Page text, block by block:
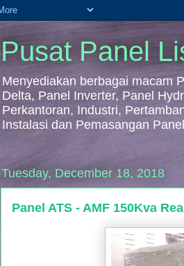
Pusat Panel
Menyediakan berbagai macam
Delta, Panel Inverter, Panel
Perkantoran, Industri,
Instalasi dan Pemasangan
Tuesday, December 18, 2018
Panel ATS - AMF 150Kva